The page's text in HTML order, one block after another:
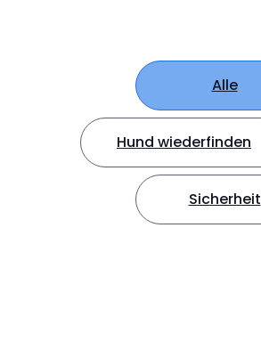
Alle
Hund wiederfinden
Sicherheit